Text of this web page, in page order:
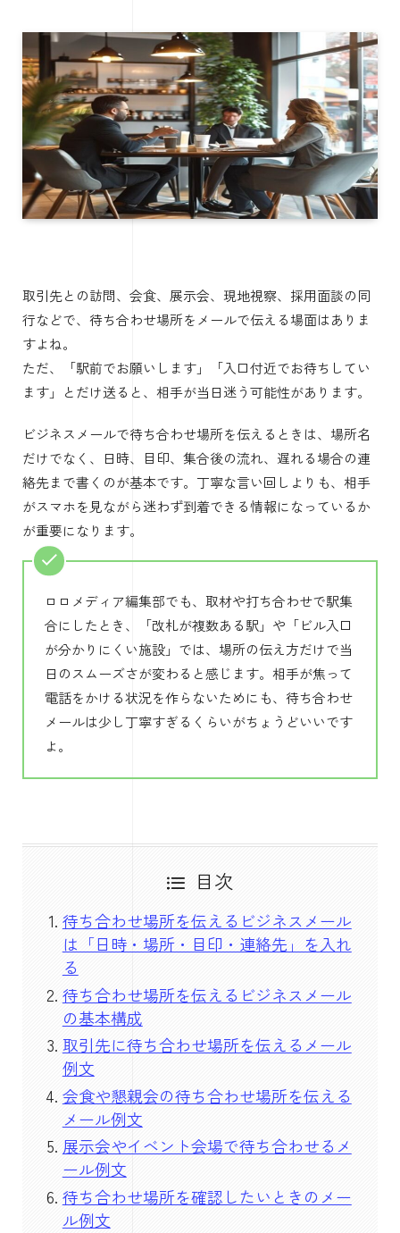
取引先との訪問、会食、展示会、現地視察、採用面談の同
行などで、待ち合わせ場所をメールで伝える場面はありま
すよね。
ただ、「駅前でお願いします」「入口付近でお待ちしてい
ます」とだけ送ると、相手が当日迷う可能性があります。
ビジネスメールで待ち合わせ場所を伝えるときは、場所名
だけでなく、日時、目印、集合後の流れ、遅れる場合の連
絡先まで書くのが基本です。丁寧な言い回しよりも、相手
がスマホを見ながら迷わず到着できる情報になっているか
が重要になります。
ロロメディア編集部でも、取材や打ち合わせで駅集
合にしたとき、「改札が複数ある駅」や「ビル入口
が分かりにくい施設」では、場所の伝え方だけで当
日のスムーズさが変わると感じます。相手が焦って
電話をかける状況を作らないためにも、待ち合わせ
メールは少し丁寧すぎるくらいがちょうどいいです
よ。
目次
待ち合わせ場所を伝えるビジネスメール
は「日時・場所・目印・連絡先」を入れ
る
待ち合わせ場所を伝えるビジネスメール
の基本構成
取引先に待ち合わせ場所を伝えるメール
例文
会食や懇親会の待ち合わせ場所を伝える
メール例文
展示会やイベント会場で待ち合わせるメ
ール例文
待ち合わせ場所を確認したいときのメー
ル例文